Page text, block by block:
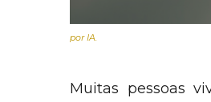
por IA.
Muitas pessoas